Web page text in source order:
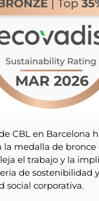
CBL en Barcelona
la medalla de bronce
el trabajo y la
de sostenibilidad y
social corporativa.